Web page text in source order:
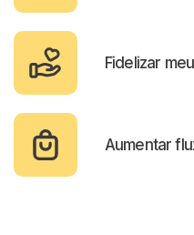
Fidelizar
Aumentar